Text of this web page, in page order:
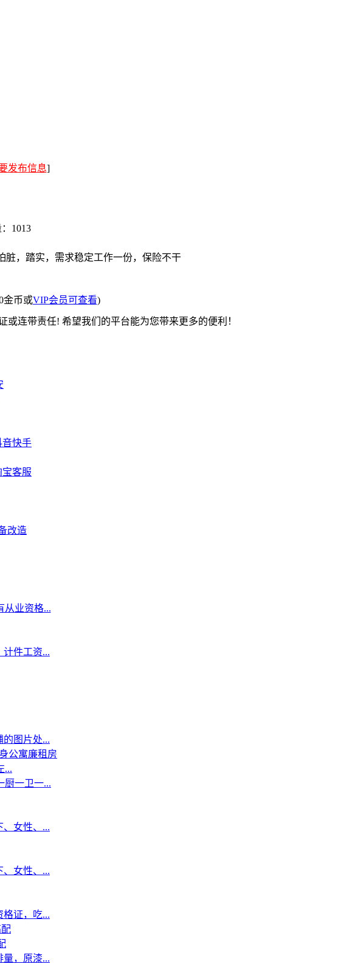
发布信息]
1013
脏，踏实，需求稳定工作一份，保险不干
金币或VIP会员可查看)
连带责任! 希望我们的平台能为您带来更多的便利！
音快手
客服
改造
从业资格...
计件工资...
的图片处...
...
厨一卫一...
、女性、...
、女性、...
格证，吃...
量，原漆...